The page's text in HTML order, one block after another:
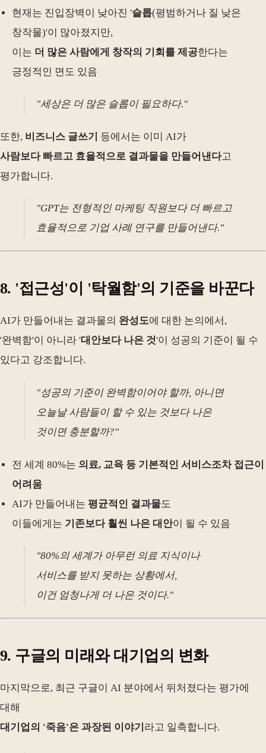
현재는 진입장벽이 낮아진 '슬롭(평범하거나 질 낮은
창작물)'이 많아졌지만,
이는 더 많은 사람에게 창작의 기회를 제공한다는
긍정적인 면도 있음
"세상은 더 많은 슬롭이 필요하다."
또한, 비즈니스 글쓰기
등에서는 이미 AI가
사람보다 빠르고 효율적으로 결과물을 만들어낸다고
평가합니다.
"GPT는 전형적인 마케팅 직원보다 더 빠르고
효율적으로 기업 사례 연구를 만들어낸다."
8. '접근성'이 '탁월함'의 기준을 바꾼다
AI가 만들어내는 결과물의 완성도에 대한 논의에서,
'완벽함'이 아니라 '대안보다 나은 것'이 성공의 기준이 될 수
있다고 강조합니다.
"성공의 기준이 완벽함이어야 할까, 아니면
오늘날 사람들이 할 수 있는 것보다 나은
것이면 충분할까?"
전 세계 80%는 의료, 교육 등 기본적인 서비스조차 접근이
어려움
AI가 만들어내는 평균적인 결과물도
이들에게는 기존보다 훨씬 나은 대안이 될 수 있음
"80%의 세계가 아무런 의료 지식이나
서비스를 받지 못하는 상황에서,
이건 엄청나게 더 나은 것이다."
9. 구글의 미래와 대기업의 변화
마지막으로, 최근 구글이 AI 분야에서 뒤처졌다는 평가에
대해
대기업의 '죽음'은 과장된 이야기 라고 일축합니다.